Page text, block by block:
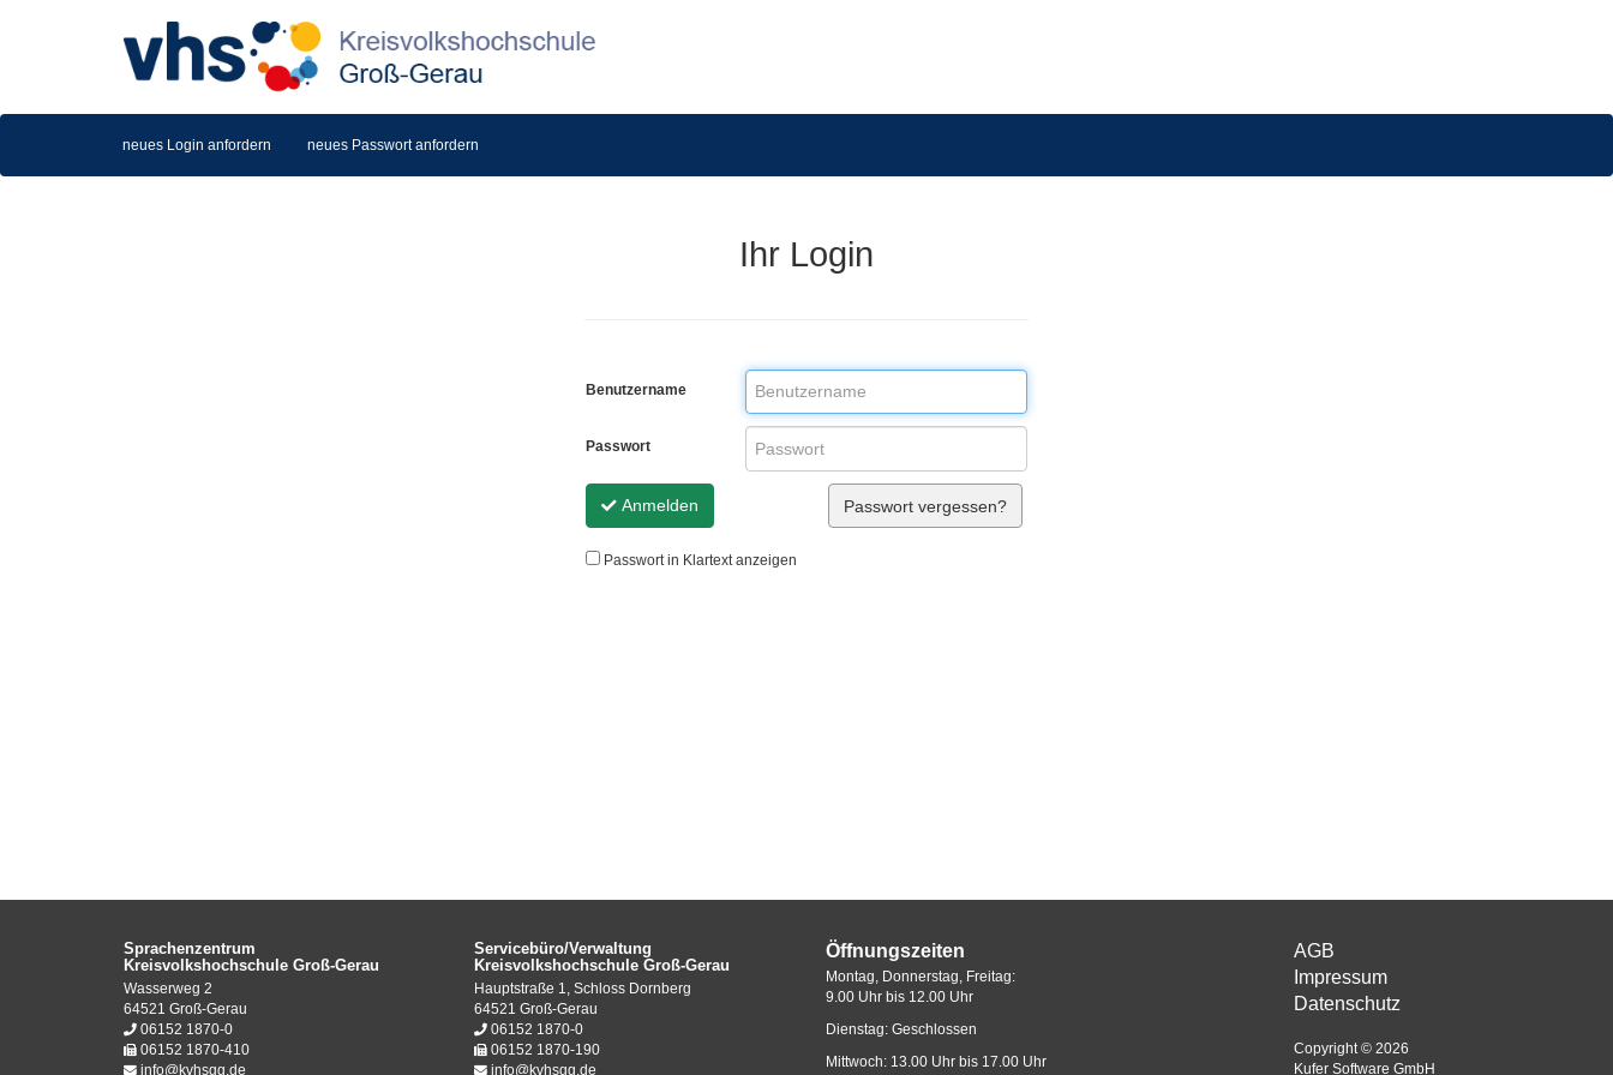
neues Login anfordern neues Passwort anfordern
Ihr Login
Benutzername
Passwort
Anmelden Passwort vergessen?
Passwort in Klartext anzeigen
Sprachenzentrum
Kreisvolkshochschule Groß-Gerau
Wasserweg 2
64521 Groß-Gerau
06152 1870-0
06152 1870-410
info@kvhsgg.de
Servicebüro/Verwaltung
Kreisvolkshochschule Groß-Gerau
Hauptstraße 1, Schloss Dornberg
64521 Groß-Gerau
06152 1870-0
06152 1870-190
info@kvhsgg.de
Öffnungszeiten
Montag, Donnerstag, Freitag:
9.00 Uhr bis 12.00 Uhr
Dienstag: Geschlossen
Mittwoch: 13.00 Uhr bis 17.00 Uhr
AGB
Impressum
Datenschutz
Copyright © 2026
Kufer Software GmbH